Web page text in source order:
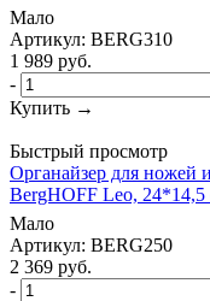
Мало
Артикул: BERG310
1 989 руб.
-
Купить →
Быстрый просмотр
Органайзер для ножей
BergHOFF Leo, 24*14,5
Мало
Артикул: BERG250
2 369 руб.
-